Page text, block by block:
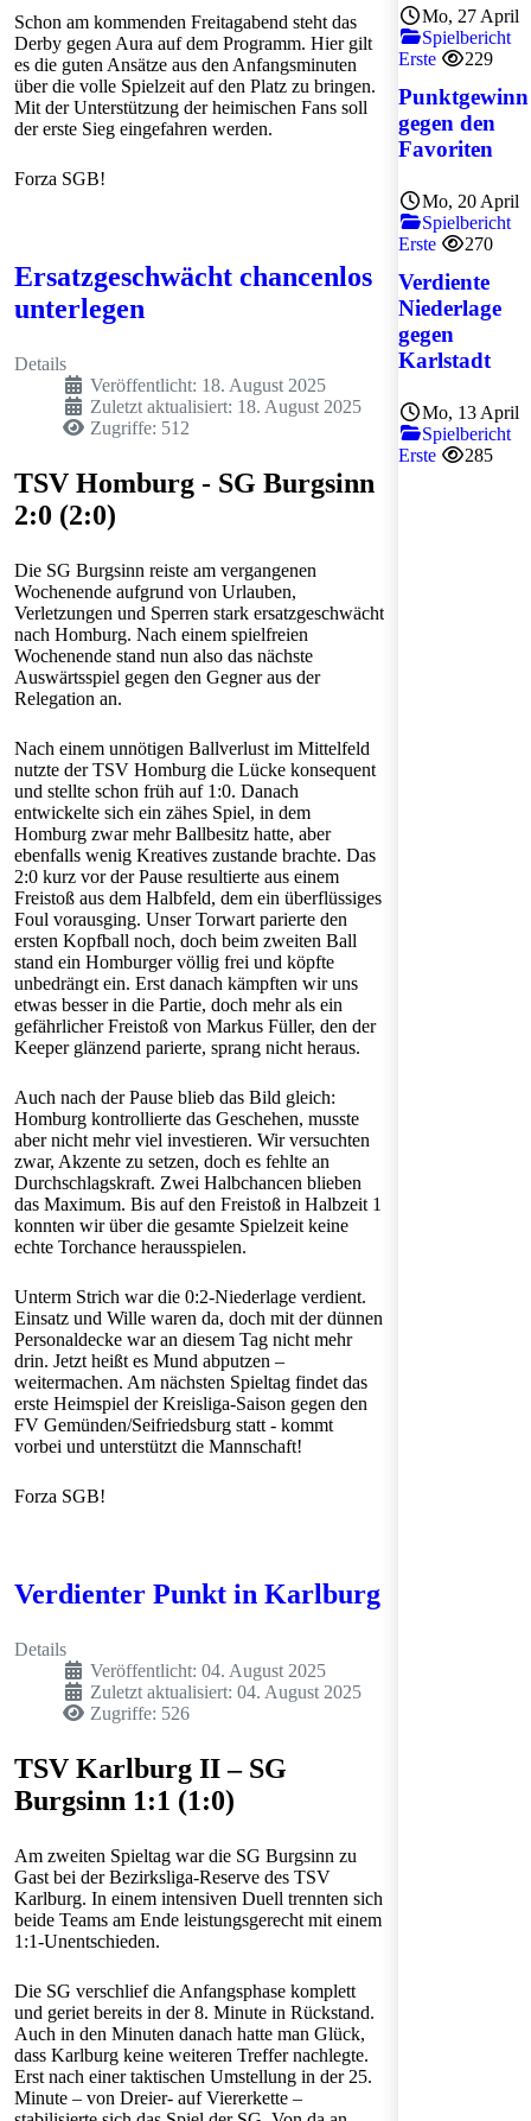
Schon am kommenden Freitagabend steht das
Derby gegen Aura auf dem Programm. Hier gilt
es die guten Ansätze aus den Anfangsminuten
über die volle Spielzeit auf den Platz zu bringen.
Mit der Unterstützung der heimischen Fans soll
der erste Sieg eingefahren werden.
Forza SGB!
Ersatzgeschwächt chancenlos
unterlegen
Details
Veröffentlicht: 18. August 2025
Zuletzt aktualisiert: 18. August 2025
Zugriffe: 512
TSV Homburg - SG Burgsinn
2:0 (2:0)
Die SG Burgsinn reiste am vergangenen
Wochenende aufgrund von Urlauben,
Verletzungen und Sperren stark ersatzgeschwächt
nach Homburg. Nach einem spielfreien
Wochenende stand nun also das nächste
Auswärtsspiel gegen den Gegner aus der
Relegation an.
Nach einem unnötigen Ballverlust im Mittelfeld
nutzte der TSV Homburg die Lücke konsequent
und stellte schon früh auf 1:0. Danach
entwickelte sich ein zähes Spiel, in dem
Homburg zwar mehr Ballbesitz hatte, aber
ebenfalls wenig Kreatives zustande brachte. Das
2:0 kurz vor der Pause resultierte aus einem
Freistoß aus dem Halbfeld, dem ein überflüssiges
Foul vorausging. Unser Torwart parierte den
ersten Kopfball noch, doch beim zweiten Ball
stand ein Homburger völlig frei und köpfte
unbedrängt ein. Erst danach kämpften wir uns
etwas besser in die Partie, doch mehr als ein
gefährlicher Freistoß von Markus Füller, den der
Keeper glänzend parierte, sprang nicht heraus.
Auch nach der Pause blieb das Bild gleich:
Homburg kontrollierte das Geschehen, musste
aber nicht mehr viel investieren. Wir versuchten
zwar, Akzente zu setzen, doch es fehlte an
Durchschlagskraft. Zwei Halbchancen blieben
das Maximum. Bis auf den Freistoß in Halbzeit 1
konnten wir über die gesamte Spielzeit keine
echte Torchance herausspielen.
Unterm Strich war die 0:2-Niederlage verdient.
Einsatz und Wille waren da, doch mit der dünnen
Personaldecke war an diesem Tag nicht mehr
drin. Jetzt heißt es Mund abputzen –
weitermachen. Am nächsten Spieltag findet das
erste Heimspiel der Kreisliga-Saison gegen den
FV Gemünden/Seifriedsburg statt - kommt
vorbei und unterstützt die Mannschaft!
Forza SGB!
Verdienter Punkt in Karlburg
Details
Veröffentlicht: 04. August 2025
Zuletzt aktualisiert: 04. August 2025
Zugriffe: 526
TSV Karlburg II – SG
Burgsinn 1:1 (1:0)
Am zweiten Spieltag war die SG Burgsinn zu
Gast bei der Bezirksliga-Reserve des TSV
Karlburg. In einem intensiven Duell trennten sich
beide Teams am Ende leistungsgerecht mit einem
1:1-Unentschieden.
Die SG verschlief die Anfangsphase komplett
und geriet bereits in der 8. Minute in Rückstand.
Auch in den Minuten danach hatte man Glück,
dass Karlburg keine weiteren Treffer nachlegte.
Erst nach einer taktischen Umstellung in der 25.
Minute – von Dreier- auf Viererkette –
Mo, 27 April
Spielbericht
Erste
229
Punktgewinn
gegen den
Favoriten
Mo, 20 April
Spielbericht
Erste
270
Verdiente
Niederlage
gegen
Karlstadt
Mo, 13 April
Spielbericht
Erste
285